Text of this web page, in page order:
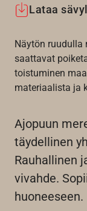
Lataa
Näytön ruudulla
saattavat
toistuminen
materiaalista ja
Ajopuun
täydellinen
Rauhallinen
vivahde.
huoneeseen.